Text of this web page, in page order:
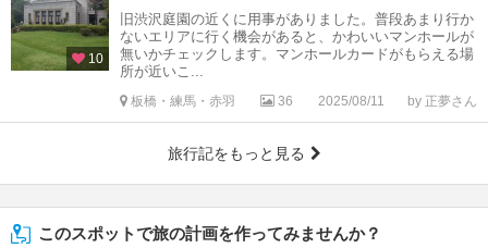
10
旧渋沢庭園の近くに用事がありました。普段あまり行か
ないエリアに行く機会があると、かわいいマンホールが
無いかチェックします。マンホールカードがもらえる場
所が近いこ...
板橋・練馬・赤羽 36 2025/08/11 by 正夢さん
旅行記をもっと見る
このスポットで旅の計画を作ってみませんか？